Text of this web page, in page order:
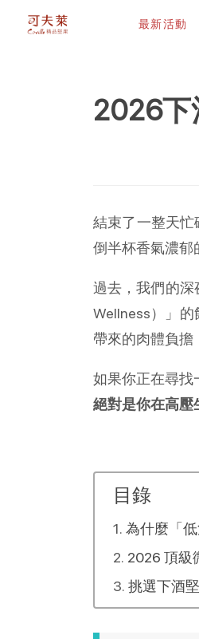
最新活動
2026下
結束了一整天
倒半杯香氣濃郁
過去，我們的深
Wellness）」
帶來的肉體負擔
如果你正在尋找
絕對是你在高壓
目錄
為什麼「
2026 頂級
挑選下酒